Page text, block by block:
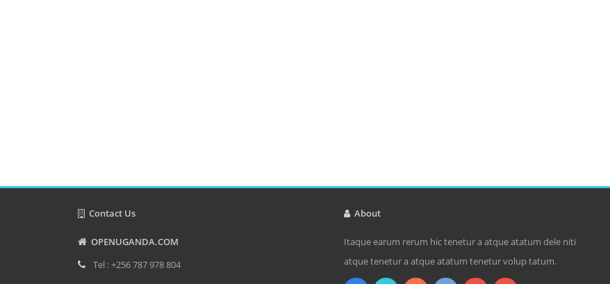
Contact Us
OPENUGANDA.COM
Tel : +256 787 978 804
About
Itaque earum rerum hic tenetur a atque atatum dele niti
atque tenetur a atque atatum tenetur volup tatum.